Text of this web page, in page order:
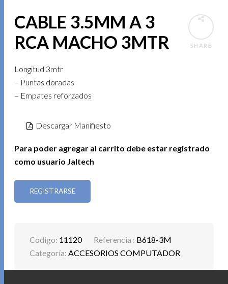
SHARE
CABLE 3.5MM A 3
RCA MACHO 3MTR
Longitud 3mtr
– Puntas doradas
– Empates reforzados
Descargar Manifiesto
Para poder agregar al carrito debe estar registrado
como usuario Jaltech
REGISTRARSE
Codigo: 11120 Referencia : B618-3M
Categoría: ACCESORIOS COMPUTADOR